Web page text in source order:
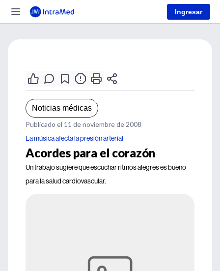
Ingresar
Noticias médicas
Publicado el 11 de noviembre de 2008
La música afecta la presión arterial
Acordes para el corazón
Un trabajo sugiere que escuchar ritmos alegres es bueno
para la salud cardiovascular.